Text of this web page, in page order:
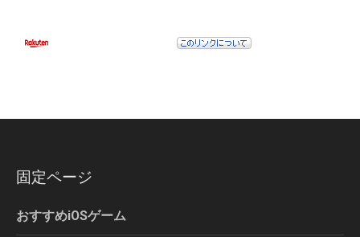
固定ページ
おすすめiOSゲーム